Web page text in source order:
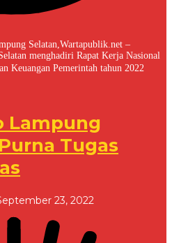
Selatan,Wartapublik.net –
menghadiri Rapat Kerja Nasional
Keuangan Pemerintah tahun 2022
Lampung
Tugas
23, 2022